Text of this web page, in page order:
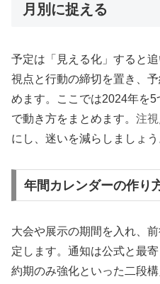
月別に捉える
予定は「見える化」すると
視点と行動の締切を置き、
めます。ここでは2024年を
で動き方をまとめます。 注
にし、迷いを減らしましょう
年間カレンダーの作り
大会や展示の期間を入れ、
定します。通知は公式と最
約期のみ強化といった二段